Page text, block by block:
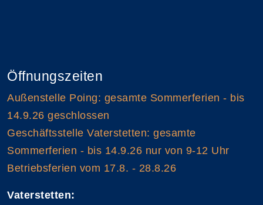
Öffnungszeiten
Außenstelle Poing: gesamte Sommerferien - bis
14.9.26 geschlossen
Geschäftsstelle Vaterstetten: gesamte
Sommerferien - bis 14.9.26 nur von 9-12 Uhr
Betriebsferien vom 17.8. - 28.8.26
Vaterstetten: